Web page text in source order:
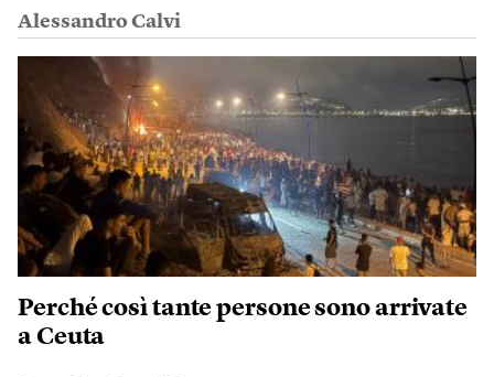
Alessandro Calvi
Perché così tante persone sono arrivate
a Ceuta